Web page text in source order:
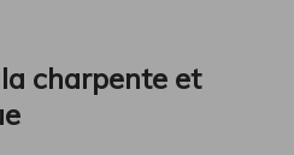
charpente et